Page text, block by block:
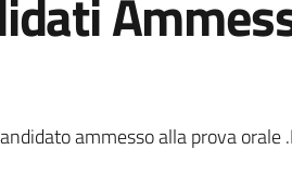
ammesso alla prova orale